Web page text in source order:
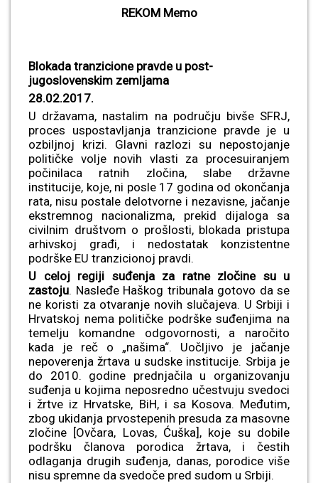
REKOM Memo
Blokada tranzicione pravde u post-
jugoslovenskim zemljama
28.02.2017.
U državama, nastalim na području bivše SFRJ,
proces uspostavljanja tranzicione pravde je u
ozbiljnoj krizi. Glavni razlozi su nepostojanje
političke volje novih vlasti za procesuiranjem
počinilaca ratnih zločina, slabe državne
institucije, koje, ni posle 17 godina od okončanja
rata, nisu postale delotvorne i nezavisne, jačanje
ekstremnog nacionalizma, prekid dijaloga sa
civilnim društvom o prošlosti, blokada pristupa
arhivskoj građi, i nedostatak konzistentne
podrške EU tranzicionoj pravdi.
U celoj regiji suđenja za ratne zločine su u
zastoju. Nasleđe Haškog tribunala gotovo da se
ne koristi za otvaranje novih slučajeva. U Srbiji i
Hrvatskoj nema političke podrške suđenjima na
temelju komandne odgovornosti, a naročito
kada je reč o „našima“. Uočljivo je jačanje
nepoverenja žrtava u sudske institucije. Srbija je
do 2010. godine prednjačila u organizovanju
suđenja u kojima neposredno učestvuju svedoci
i žrtve iz Hrvatske, BiH, i sa Kosova. Međutim,
zbog ukidanja prvostepenih presuda za masovne
zločine [Ovčara, Lovas, Ćuška], koje su dobile
podršku članova porodica žrtava, i čestih
odlaganja drugih suđenja, danas, porodice više
nisu spremne da svedoče pred sudom u Srbiji.